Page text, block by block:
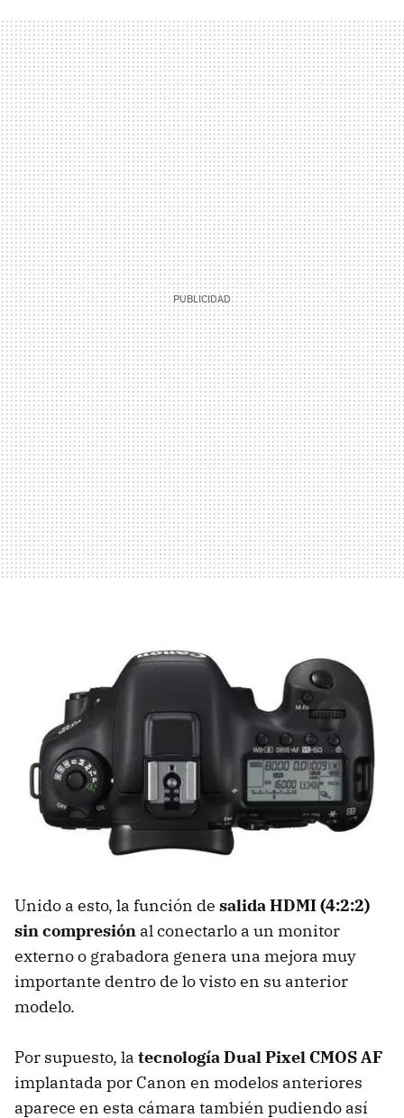
Unido a esto, la función de salida HDMI (4:2:2)
sin compresión al conectarlo a un monitor
externo o grabadora genera una mejora muy
importante dentro de lo visto en su anterior
modelo.
Por supuesto, la tecnología Dual Pixel CMOS AF
implantada por Canon en modelos anteriores
aparece en esta cámara también pudiendo así